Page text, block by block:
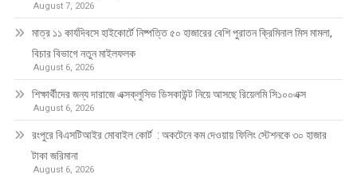
August 7, 2026
মাত্র ১১ কার্যদিবসে হাইকোর্টে নিষ্পত্তি ৫০ হাজারের বেশি পুরাতন ক্রিমিনাল মিস মামলা,
বিচার বিভাগে নতুন মাইলফলক
August 6, 2026
শিক্ষার্থীদের জন্য দারাজে এক্সক্লুসিভ ডিসকাউন্ট নিয়ে আসছে রিয়েলমি সি১০০এক্স
August 6, 2026
রংপুরে বিএসটিআইর মোবাইল কোর্ট : অকটেনে কম দেওয়ায় ফিলিং স্টেশনকে ৩০ হাজার
টাকা জরিমানা
August 6, 2026